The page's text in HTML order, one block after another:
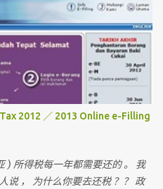
我 ）但。。。对我来说 ， 这次是
看相片先 。
2012 ／ 2013 Online e-Filling
) 所得税每一年都需要还的 。 我
说 ， 为什么你要去还税 ？？ 政